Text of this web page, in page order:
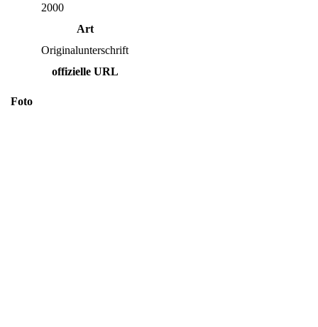
2000
Art
Originalunterschrift
offizielle URL
Foto